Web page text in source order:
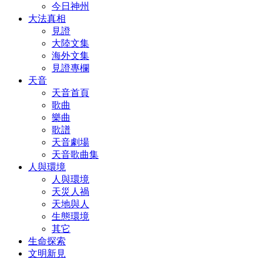
今日神州
大法真相
見證
大陸文集
海外文集
見證專欄
天音
天音首頁
歌曲
樂曲
歌譜
天音劇場
天音歌曲集
人與環境
人與環境
天災人禍
天地與人
生態環境
其它
生命探索
文明新見